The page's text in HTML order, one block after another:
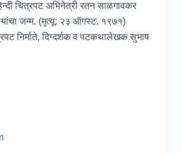
चित्रपट अभिनेत्री रतन साळगावकर
जन्म. (मृत्यू: २३ ऑगस्ट. १९७१)
निर्माते, दिग्दर्शक व पटकथालेखक सुभाष